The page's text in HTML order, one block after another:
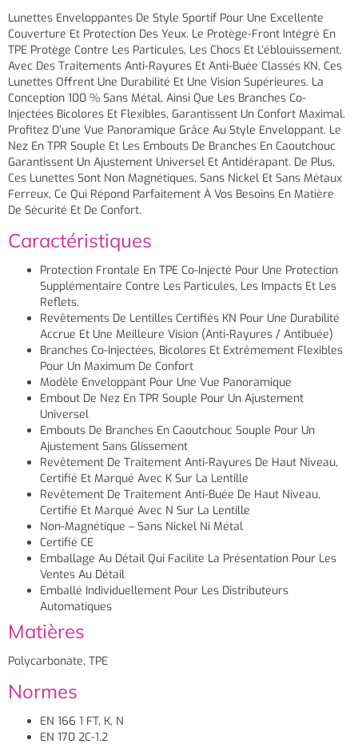
Lunettes Enveloppantes De Style Sportif Pour Une Excellente
Couverture Et Protection Des Yeux. Le Protège-Front Intégré En
TPE Protège Contre Les Particules, Les Chocs Et L’éblouissement.
Avec Des Traitements Anti-Rayures Et Anti-Buée Classés KN, Ces
Lunettes Offrent Une Durabilité Et Une Vision Supérieures. La
Conception 100 % Sans Métal, Ainsi Que Les Branches Co-
Injectées Bicolores Et Flexibles, Garantissent Un Confort Maximal.
Profitez D’une Vue Panoramique Grâce Au Style Enveloppant. Le
Nez En TPR Souple Et Les Embouts De Branches En Caoutchouc
Garantissent Un Ajustement Universel Et Antidérapant. De Plus,
Ces Lunettes Sont Non Magnétiques, Sans Nickel Et Sans Métaux
Ferreux, Ce Qui Répond Parfaitement À Vos Besoins En Matière
De Sécurité Et De Confort.
Caractéristiques
Protection Frontale En TPE Co-Injecté Pour Une Protection
Supplémentaire Contre Les Particules, Les Impacts Et Les
Reflets.
Revêtements De Lentilles Certifiés KN Pour Une Durabilité
Accrue Et Une Meilleure Vision (anti-Rayures / Antibuée)
Branches Co-Injectées, Bicolores Et Extrêmement Flexibles
Pour Un Maximum De Confort
Modèle Enveloppant Pour Une Vue Panoramique
Embout De Nez En TPR Souple Pour Un Ajustement
Universel
Embouts De Branches En Caoutchouc Souple Pour Un
Ajustement Sans Glissement
Revêtement De Traitement Anti-Rayures De Haut Niveau,
Certifié Et Marqué Avec K Sur La Lentille
Revêtement De Traitement Anti-Buée De Haut Niveau,
Certifié Et Marqué Avec N Sur La Lentille
Non-Magnétique – Sans Nickel Ni Métal
Certifié CE
Emballage Au Détail Qui Facilite La Présentation Pour Les
Ventes Au Détail
Emballé Individuellement Pour Les Distributeurs
Automatiques
Matières
Polycarbonate, TPE
Normes
EN 166 1 FT, K, N
EN 170 2C-1.2